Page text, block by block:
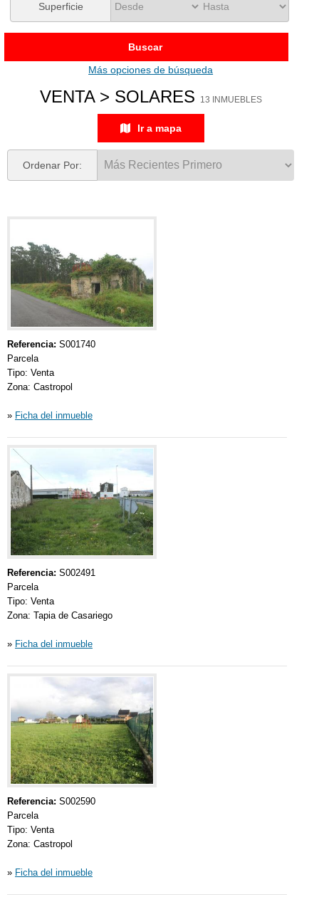
Superficie
Buscar
Más opciones de búsqueda
VENTA > SOLARES 13 INMUEBLES
Ir a mapa
Ordenar Por:
Referencia: S001740
Parcela
Tipo: Venta
Zona: Castropol
» Ficha del inmueble
Referencia: S002491
Parcela
Tipo: Venta
Zona: Tapia de Casariego
» Ficha del inmueble
Referencia: S002590
Parcela
Tipo: Venta
Zona: Castropol
» Ficha del inmueble